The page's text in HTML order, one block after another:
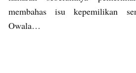
membahas isu kepemilikan
Owala…